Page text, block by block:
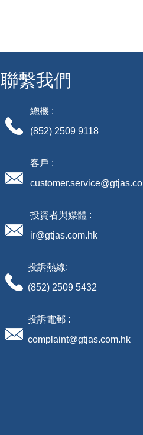
聯繫我們
總機 :
(852) 2509 9118
客戶 :
投資者與媒體 :
ir@gtjas.com.hk
投訴熱線:
(852) 2509 5432
投訴電郵 :
complaint@gtjas.com.hk